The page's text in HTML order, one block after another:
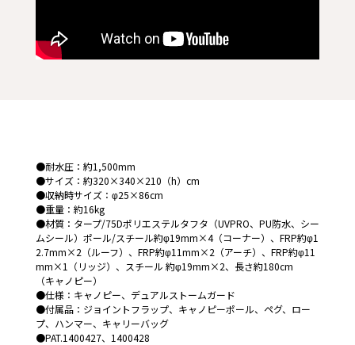
●耐水圧：約1,500mm
●サイズ：約320×340×210（h）cm
●収納時サイズ：φ25×86cm
●重量：約16kg
●材質：タープ/75Dポリエステルタフタ（UVPRO、PU防水、シー
ムシール）ポール/スチール約φ19mm×4（コーナー）、FRP約φ1
2.7mm×2（ルーフ）、FRP約φ11mm×2（アーチ）、FRP約φ11
mm×1（リッジ）、スチール 約φ19mm×2、長さ約180cm
（キャノピー）
●仕様：キャノピー、デュアルストームガード
●付属品：ジョイントフラップ、キャノピーポール、ペグ、ロー
プ、ハンマー、キャリーバッグ
●PAT.1400427、1400428